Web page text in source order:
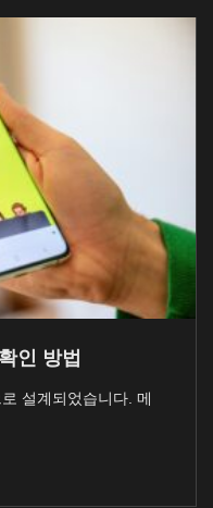
인 방법
설계되었습니다. 메